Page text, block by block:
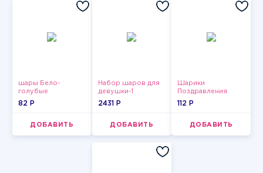
шары Бело-
голубые
пастельные
82 P
ДОБАВИТЬ
Набор шаров для
девушки-1
2431 P
ДОБАВИТЬ
Шарики
Поздравления
112 P
ДОБАВИТЬ